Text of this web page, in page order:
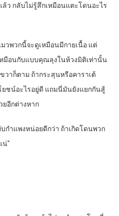
ว กลับไม่รู้สึกเหมือนแตะโดนอะไร
วพวกนี้จะดูเหมือนมีกายเนื้อ แต่
มือนกับแบบคุณลุงในห้วงมิติเท่านั้น
วาก็ตาม ถ้ากระสุนหรือคาราเต้
ชน์อะไรอยู่ดี แถมนี่มันยังแยกกันสู้
ยอีกต่างหาก
กำแพงหน่อยดีกว่า ถ้าเกิดโดนพวก
”